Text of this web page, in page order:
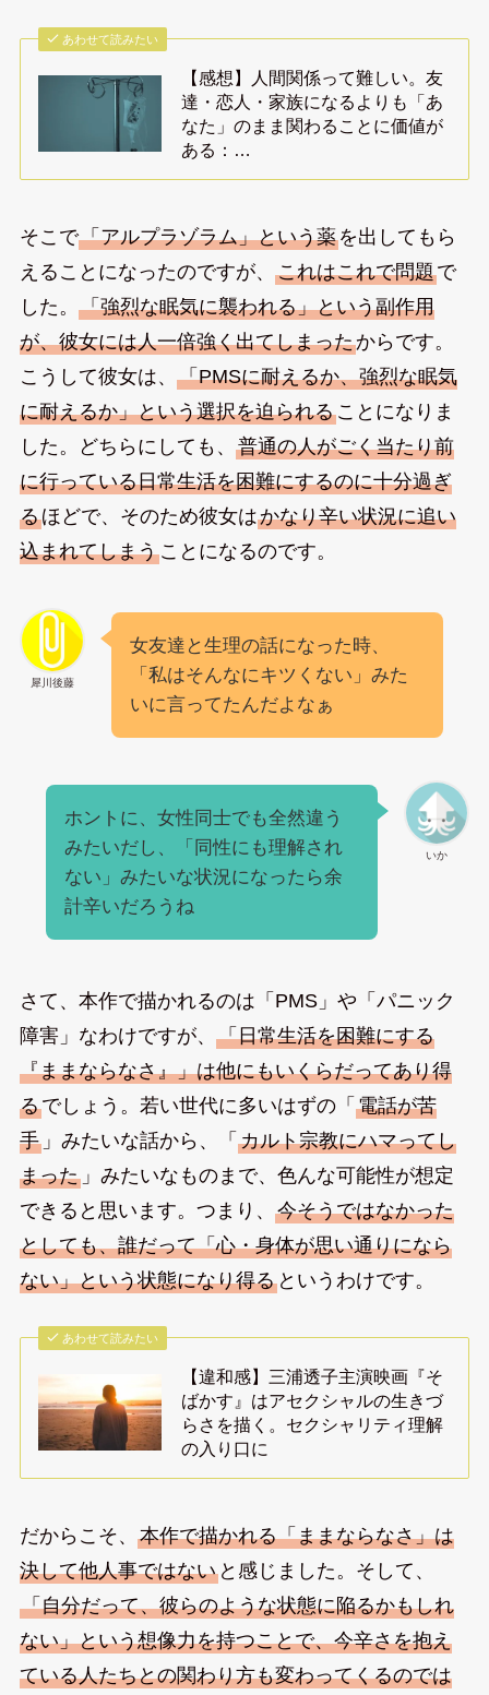
あわせて読みたい
【感想】人間関係って難しい。友
達・恋人・家族になるよりも「あ
なた」のまま関わることに価値が
ある：…
そこで「アルプラゾラム」という薬を出してもら
えることになったのですが、 これはこれで問題で
した。 「強烈な眠気に襲われる」という副作用
が、彼女には人一倍強く出てしまったからです。
こうして彼女は、 「PMSに耐えるか、強烈な眠気
に耐えるか」という選択を迫られることになりま
した。どちらにしても、 普通の人がごく当たり前
に行っている日常生活を困難にするのに十分過ぎ
るほどで、そのため彼女はかなり辛い状況に追い
込まれてしまうことになるのです。
犀川後藤
女友達と生理の話になった時、
「私はそんなにキツくない」みた
いに言ってたんだよなぁ
いか
ホントに、女性同士でも全然違う
みたいだし、「同性にも理解され
ない」みたいな状況になったら余
計辛いだろうね
さて、本作で描かれるのは「PMS」や「パニック
障害」なわけですが、 「日常生活を困難にする
『ままならなさ』」は他にもいくらだってあり得
るでしょう。若い世代に多いはずの「 電話が苦
手」みたいな話から、「 カルト宗教にハマってし
まった」みたいなものまで、色んな可能性が想定
できると思います。つまり、 今そうではなかった
としても、誰だって「心・身体が思い通りになら
ない」という状態になり得るというわけです。
あわせて読みたい
【違和感】三浦透子主演映画『そ
ばかす』はアセクシャルの生きづ
らさを描く。セクシャリティ理解
の入り口に
だからこそ、 本作で描かれる「ままならなさ」は
決して他人事ではないと感じました。そして、
「自分だって、彼らのような状態に陥るかもしれ
ない」という想像力を持つことで、今辛さを抱え
ている人たちとの関わり方も変わってくるのでは